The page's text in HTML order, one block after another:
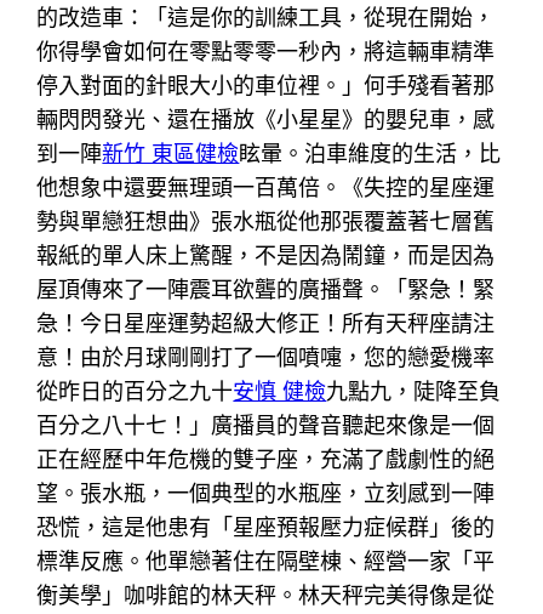
的改造車：「這是你的訓練工具，從現在開始，
你得學會如何在零點零零一秒內，將這輛車精準
停入對面的針眼大小的車位裡。」何手殘看著那
輛閃閃發光、還在播放《小星星》的嬰兒車，感
到一陣新竹 東區健檢眩暈。泊車維度的生活，比
他想象中還要無理頭一百萬倍。《失控的星座運
勢與單戀狂想曲》張水瓶從他那張覆蓋著七層舊
報紙的單人床上驚醒，不是因為鬧鐘，而是因為
屋頂傳來了一陣震耳欲聾的廣播聲。「緊急！緊
急！今日星座運勢超級大修正！所有天秤座請注
意！由於月球剛剛打了一個噴嚏，您的戀愛機率
從昨日的百分之九十安慎 健檢九點九，陡降至負
百分之八十七！」廣播員的聲音聽起來像是一個
正在經歷中年危機的雙子座，充滿了戲劇性的絕
望。張水瓶，一個典型的水瓶座，立刻感到一陣
恐慌，這是他患有「星座預報壓力症候群」後的
標準反應。他單戀著住在隔壁棟、經營一家「平
衡美學」咖啡館的林天秤。林天秤完美得像是從